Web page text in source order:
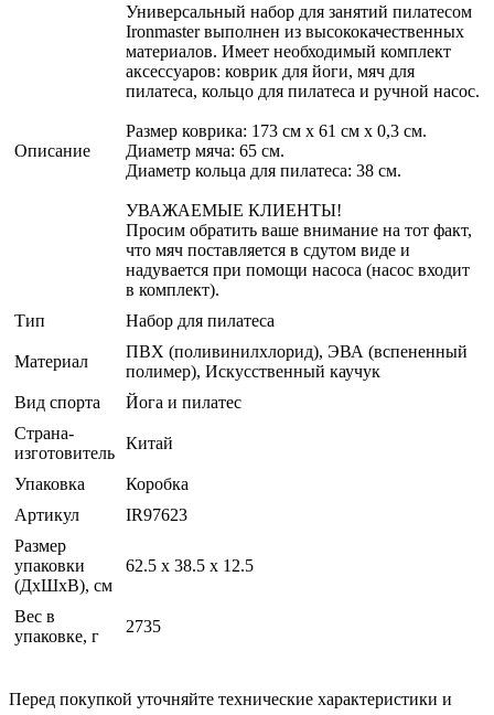
Описание
Универсальный набор для занятий пилатесом
Ironmaster выполнен из высококачественных
материалов. Имеет необходимый комплект
аксессуаров: коврик для йоги, мяч для
пилатеса, кольцо для пилатеса и ручной насос.
Размер коврика: 173 см х 61 см х 0,3 см.
Диаметр мяча: 65 см.
Диаметр кольца для пилатеса: 38 см.
УВАЖАЕМЫЕ КЛИЕНТЫ!
Просим обратить ваше внимание на тот факт,
что мяч поставляется в сдутом виде и
надувается при помощи насоса (насос входит
в комплект).
Тип
Набор для пилатеса
Материал
ПВХ (поливинилхлорид), ЭВА (вспененный
полимер), Искусственный каучук
Вид спорта
Йога и пилатес
Страна-
изготовитель
Китай
Упаковка
Коробка
Артикул
IR97623
Размер
упаковки
(ДхШхВ), см
62.5 x 38.5 x 12.5
Вес в
упаковке, г
2735
Перед покупкой уточняйте технические характеристики и